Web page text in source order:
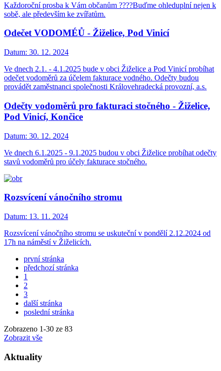
Každoroční prosba k Vám občanům ????Buďme ohleduplní nejen k
sobě, ale především ke zvířatům.
Odečet VODOMÉŮ - Žiželice, Pod Vinicí
Datum: 30. 12. 2024
Ve dnech 2.1. - 4.1.2025 bude v obci Žiželice a Pod Vinicí probíhat
odečet vodoměrů za účelem fakturace vodného. Odečty budou
provádět zaměstnanci společnosti Královehradecká provozní, a.s.
Odečty vodoměrů pro fakturaci stočného - Žiželice,
Pod Vinicí, Končice
Datum: 30. 12. 2024
Ve dnech 6.1.2025 - 9.1.2025 budou v obci Žiželice probíhat odečty
stavů vodoměrů pro účely fakturace stočného.
Rozsvícení vánočního stromu
Datum: 13. 11. 2024
Rozsvícení vánočního stromu se uskuteční v pondělí 2.12.2024 od
17h na náměstí v Žiželicích.
první stránka
předchozí stránka
1
2
3
další stránka
poslední stránka
Zobrazeno 1-30 ze 83
Zobrazit vše
Aktuality